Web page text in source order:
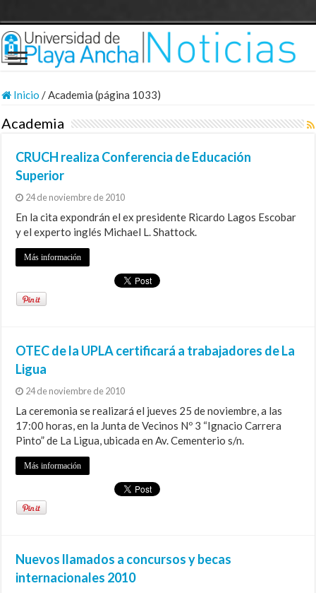
Inicio /Academia (página 1033)
Academia
CRUCH realiza Conferencia de Educación
Superior
24 de noviembre de 2010
En la cita expondrán el ex presidente Ricardo Lagos Escobar
y el experto inglés Michael L. Shattock.
Más información
OTEC de la UPLA certificará a trabajadores de La
Ligua
24 de noviembre de 2010
La ceremonia se realizará el jueves 25 de noviembre, a las
17:00 horas, en la Junta de Vecinos Nº 3 “Ignacio Carrera
Pinto” de La Ligua, ubicada en Av. Cementerio s/n.
Más información
Nuevos llamados a concursos y becas
internacionales 2010